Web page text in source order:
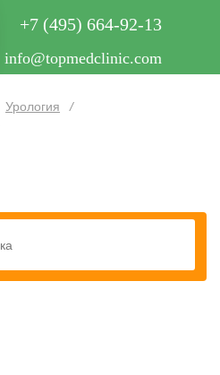
+7 (495) 664-92-13
info@topmedclinic.com
Урология
/